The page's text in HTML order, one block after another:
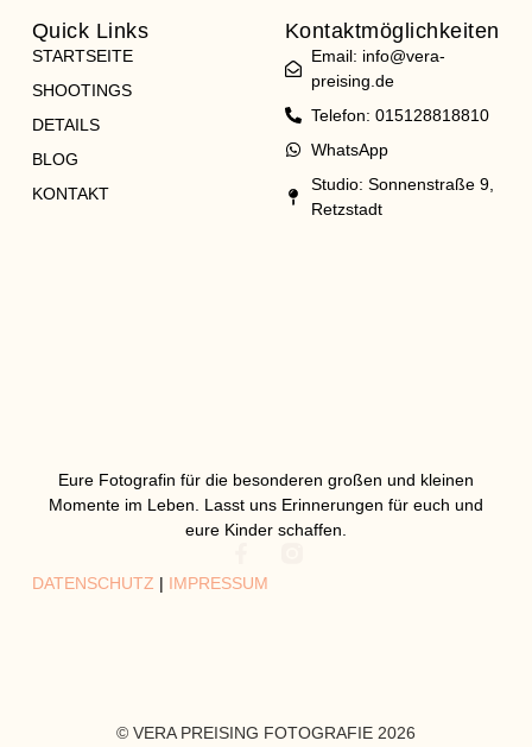
Eure Fotografin für die besonderen großen und kleinen
Momente im Leben. Lasst uns Erinnerungen für euch und
eure Kinder schaffen.
DATENSCHUTZ | IMPRESSUM
Quick Links
STARTSEITE
SHOOTINGS
DETAILS
BLOG
KONTAKT
Kontaktmöglichkeiten
Email: info@vera-
preising.de
Telefon: 015128818810
WhatsApp
Studio: Sonnenstraße 9,
Retzstadt
© VERA PREISING FOTOGRAFIE 2026